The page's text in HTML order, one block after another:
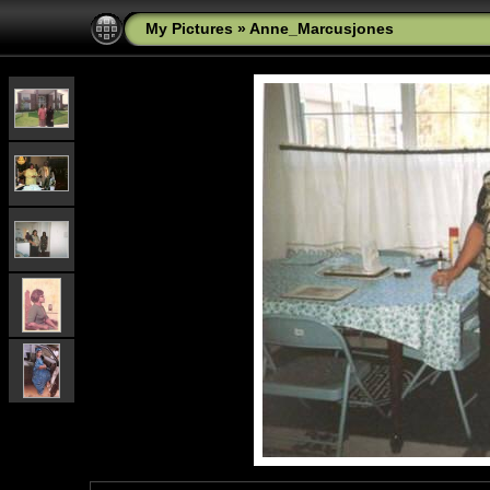
My Pictures »Anne_Marcusjones